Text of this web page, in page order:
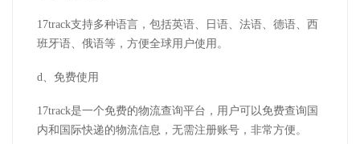
17track支持多种语言，包括英语、日语、法语、德语、西
班牙语、俄语等，方便全球用户使用。
d、免费使用
17track是一个免费的物流查询平台，用户可以免费查询国
内和国际快递的物流信息，无需注册账号，非常方便。